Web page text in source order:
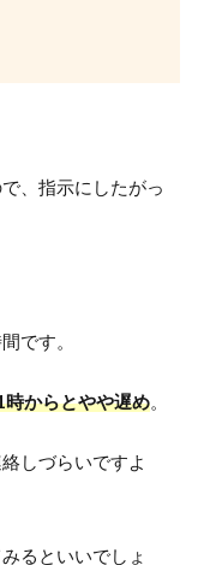
、指示にしたがっ
です。
からとやや遅め。
しづらいですよ
るといいでしょ